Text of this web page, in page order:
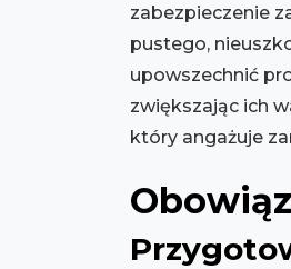
zabezpieczenie
pustego,
upowszechnić
zwiększając ich
który angażuje